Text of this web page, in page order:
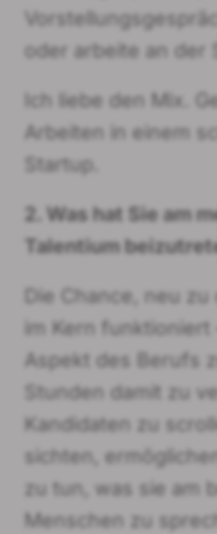
oder arbeite an der
Ich liebe den Mix.
Arbeiten in einem
Startup.
2. Was hat Sie am
Talentium
Die Chance, neu
im Kern
Aspekt des Berufs
Stunden damit zu
Kandidaten zu
sichten,
zu tun, was sie am
Menschen zu